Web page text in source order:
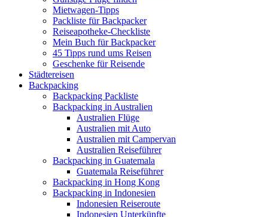
Mietwagen-Tipps
Packliste für Backpacker
Reiseapotheke-Checkliste
Mein Buch für Backpacker
45 Tipps rund ums Reisen
Geschenke für Reisende
Städtereisen
Backpacking
Backpacking Packliste
Backpacking in Australien
Australien Flüge
Australien mit Auto
Australien mit Campervan
Australien Reiseführer
Backpacking in Guatemala
Guatemala Reiseführer
Backpacking in Hong Kong
Backpacking in Indonesien
Indonesien Reiseroute
Indonesien Unterkünfte